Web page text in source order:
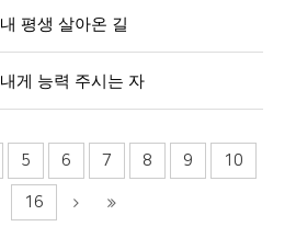
내 평생 살아온 길
내게 능력 주시는 자
5 6 7 8 9 10
16